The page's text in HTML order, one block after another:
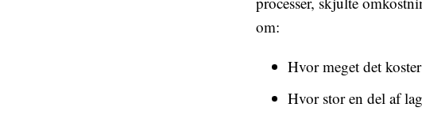
om:
Hvor meget det
Hvor stor en del af